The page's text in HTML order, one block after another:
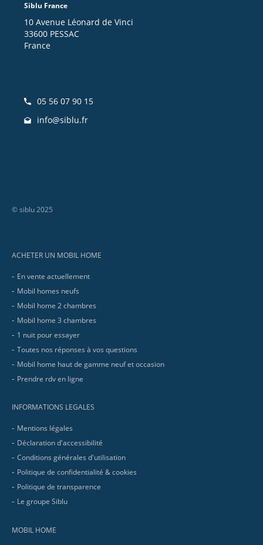
Siblu France
10 Avenue Léonard de Vinci
33600 PESSAC
France
05 56 07 90 15
info@siblu.fr
© siblu 2025
ACHETER UN MOBIL HOME
En vente actuellement
Mobil homes neufs
Mobil home 2 chambres
Mobil home 3 chambres
1 nuit pour essayer
Toutes nos réponses à vos questions
Mobil home haut de gamme neuf et occasion
Prendre rdv en ligne
INFORMATIONS LEGALES
Mentions légales
Déclaration d'accessibilité
Conditions générales d'utilisation
Politique de confidentialité & cookies
Politique de transparence
Le groupe Siblu
MOBIL HOME